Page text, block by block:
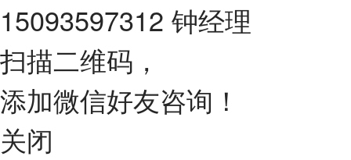
15093597312 钟经理
扫描二维码，
添加微信好友咨询！
关闭